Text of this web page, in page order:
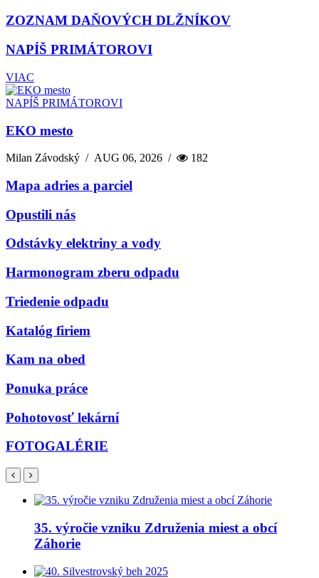
ZOZNAM DAŇOVÝCH DLŽNÍKOV
NAPÍŠ PRIMÁTOROVI
VIAC
NAPÍŠ PRIMÁTOROVI
EKO mesto
Milan Závodský /AUG 06, 2026 / 182
Mapa adries a parciel
Opustili nás
Odstávky elektriny a vody
Harmonogram zberu odpadu
Triedenie odpadu
Katalóg firiem
Kam na obed
Ponuka práce
Pohotovosť lekární
FOTOGALÉRIE
35. výročie vzniku Združenia miest a obcí
Záhorie